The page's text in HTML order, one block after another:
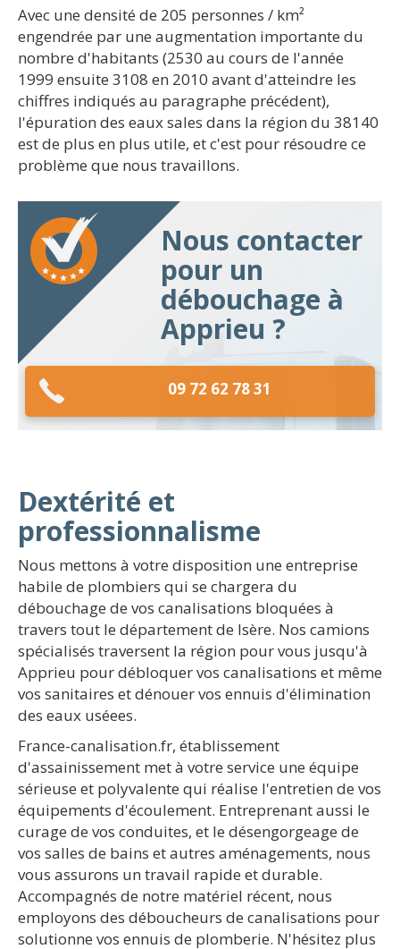
Avec une densité de 205 personnes / km²
engendrée par une augmentation importante du
nombre d'habitants (2530 au cours de l'année
1999 ensuite 3108 en 2010 avant d'atteindre les
chiffres indiqués au paragraphe précédent),
l'épuration des eaux sales dans la région du 38140
est de plus en plus utile, et c'est pour résoudre ce
problème que nous travaillons.
Nous contacter
pour un
débouchage à
Apprieu ?
09 72 62 78 31
Dextérité et
professionnalisme
Nous mettons à votre disposition une entreprise
habile de plombiers qui se chargera du
débouchage de vos canalisations bloquées à
travers tout le département de Isère. Nos camions
spécialisés traversent la région pour vous jusqu'à
Apprieu pour débloquer vos canalisations et même
vos sanitaires et dénouer vos ennuis d'élimination
des eaux uséees.
France-canalisation.fr, établissement
d'assainissement met à votre service une équipe
sérieuse et polyvalente qui réalise l'entretien de vos
équipements d'écoulement. Entreprenant aussi le
curage de vos conduites, et le désengorgeage de
vos salles de bains et autres aménagements, nous
vous assurons un travail rapide et durable.
Accompagnés de notre matériel récent, nous
employons des déboucheurs de canalisations pour
solutionne vos ennuis de plomberie. N'hésitez plus